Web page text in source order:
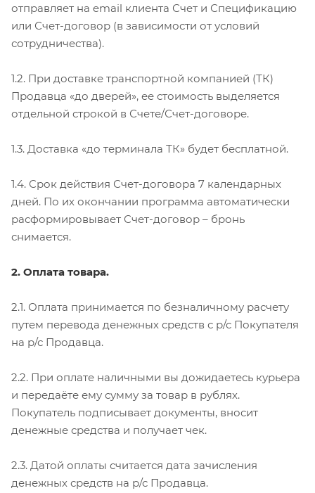
отправляет на email клиента Счет и Спецификацию
или Счет-договор (в зависимости от условий
сотрудничества).
1.2. При доставке транспортной компанией (ТК)
Продавца «до дверей», ее стоимость выделяется
отдельной строкой в Счете/Счет-договоре.
1.3. Доставка «до терминала ТК» будет бесплатной.
1.4. Срок действия Счет-договора 7 календарных
дней. По их окончании программа автоматически
расформировывает Счет-договор – бронь
снимается.
2. Оплата товара.
2.1. Оплата принимается по безналичному расчету
путем перевода денежных средств с р/с Покупателя
на р/с Продавца.
2.2. При оплате наличными вы дожидаетесь курьера
и передаёте ему сумму за товар в рублях.
Покупатель подписывает документы, вносит
денежные средства и получает чек.
2.3. Датой оплаты считается дата зачисления
денежных средств на р/с Продавца.